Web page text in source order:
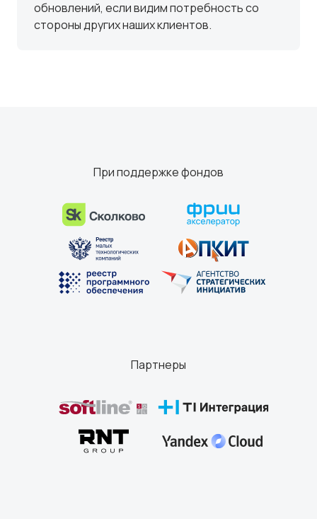
обновлений, если видим потребность со
стороны других наших клиентов.
При поддержке фондов
Партнеры